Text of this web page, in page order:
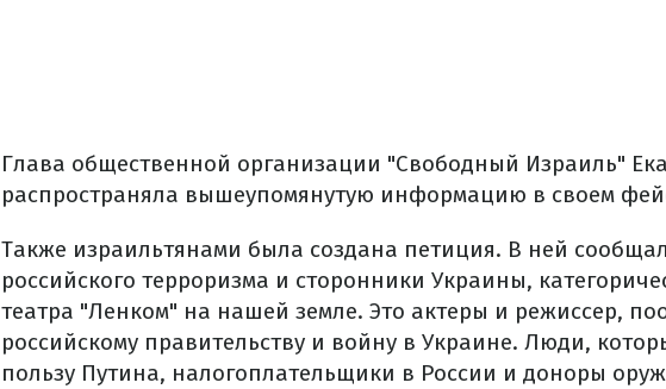
Глава общественной организации "Свободный Израиль"
распространяла вышеупомянутую информацию в своем
Также израильтянами была создана петиция. В ней
российского терроризма и сторонники Украины,
театра "Ленком" на нашей земле. Это актеры и режиссер,
российскому правительству и войну в Украине. Люди,
пользу Путина, налогоплательщики в России и доноры